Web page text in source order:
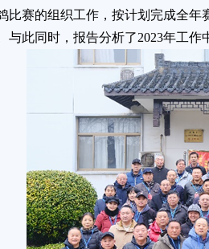
比赛的组织工作，按计划完成全
与此同时，报告分析了2023年工作